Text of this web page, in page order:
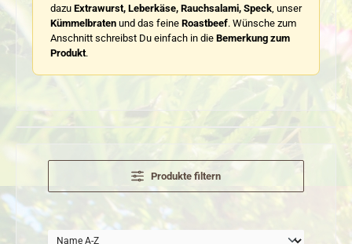
dazu Extrawurst, Leberkäse, Rauchsalami, Speck , unser
Kümmelbraten und das feine Roastbeef. Wünsche zum
Anschnitt schreibst Du einfach in die Bemerkung zum
Produkt.
Produkte filtern